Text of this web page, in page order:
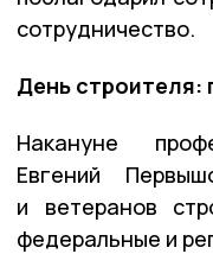
сотрудничество.
День строителя:
Накануне
Евгений
и ветеранов
федеральные и